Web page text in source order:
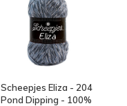
Scheepjes Eliza - 204
Pond Dipping - 100%